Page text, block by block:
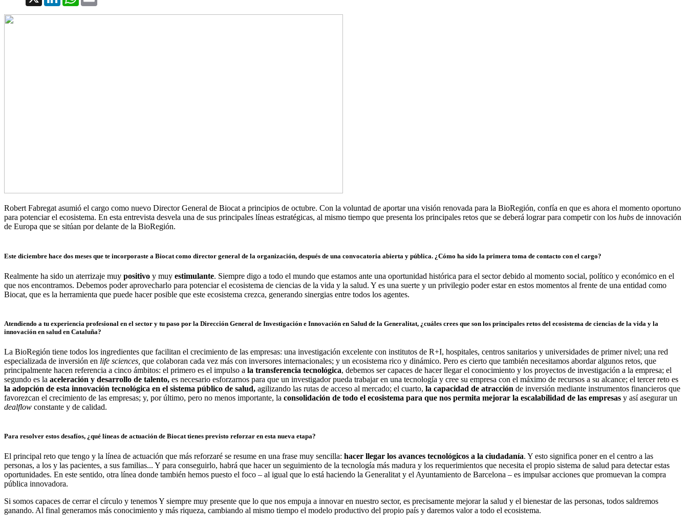
Robert Fabregat asumió el cargo como nuevo Director General de Biocat a principios de octubre. Con la voluntad de aportar una visión renovada para la BioRegión, confía en que es ahora el momento oportuno
para potenciar el ecosistema. En esta entrevista desvela una de sus principales líneas estratégicas, al mismo tiempo que presenta los principales retos que se deberá lograr para competir con los hubs de innovación
de Europa que se sitúan por delante de la BioRegión.
Este diciembre hace dos meses que te incorporaste a Biocat como director general de la organización, después de una convocatoria abierta y pública. ¿Cómo ha sido la primera toma de contacto con el cargo?
Realmente ha sido un aterrizaje muy positivo y muy estimulante. Siempre digo a todo el mundo que estamos ante una oportunidad histórica para el sector debido al momento social, político y económico en el
que nos encontramos. Debemos poder aprovecharlo para potenciar el ecosistema de ciencias de la vida y la salud. Y es una suerte y un privilegio poder estar en estos momentos al frente de una entidad como
Biocat, que es la herramienta que puede hacer posible que este ecosistema crezca, generando sinergias entre todos los agentes.
Atendiendo a tu experiencia profesional en el sector y tu paso por la Dirección General de Investigación e Innovación en Salud de la Generalitat, ¿cuáles crees que son los principales retos del ecosistema de ciencias de la vida y la
innovación en salud en Cataluña?
La BioRegión tiene todos los ingredientes que facilitan el crecimiento de las empresas: una investigación excelente con institutos de R+I, hospitales, centros sanitarios y universidades de primer nivel; una red
especializada de inversión en life sciences, que colaboran cada vez más con inversores internacionales; y un ecosistema rico y dinámico. Pero es cierto que también necesitamos abordar algunos retos, que
principalmente hacen referencia a cinco ámbitos: el primero es el impulso a la transferencia tecnológica, debemos ser capaces de hacer llegar el conocimiento y los proyectos de investigación a la empresa; el
segundo es la aceleración y desarrollo de talento, es necesario esforzarnos para que un investigador pueda trabajar en una tecnología y cree su empresa con el máximo de recursos a su alcance; el tercer reto es
la adopción de esta innovación tecnológica en el sistema público de salud, agilizando las rutas de acceso al mercado; el cuarto, la capacidad de atracción de inversión mediante instrumentos financieros que
favorezcan el crecimiento de las empresas; y, por último, pero no menos importante, la consolidación de todo el ecosistema para que nos permita mejorar la escalabilidad de las empresas y así asegurar un
dealflow constante y de calidad.
Para resolver estos desafíos, ¿qué líneas de actuación de Biocat tienes previsto reforzar en esta nueva etapa?
El principal reto que tengo y la línea de actuación que más reforzaré se resume en una frase muy sencilla: hacer llegar los avances tecnológicos a la ciudadanía. Y esto significa poner en el centro a las
personas, a los y las pacientes, a sus familias... Y para conseguirlo, habrá que hacer un seguimiento de la tecnología más madura y los requerimientos que necesita el propio sistema de salud para detectar estas
oportunidades. En este sentido, otra línea donde también hemos puesto el foco – al igual que lo está haciendo la Generalitat y el Ayuntamiento de Barcelona – es impulsar acciones que promuevan la compra
pública innovadora.
Si somos capaces de cerrar el círculo y tenemos Y siempre muy presente que lo que nos empuja a innovar en nuestro sector, es precisamente mejorar la salud y el bienestar de las personas, todos saldremos
ganando. Al final generamos más conocimiento y más riqueza, cambiando al mismo tiempo el modelo productivo del propio país y daremos valor a todo el ecosistema.